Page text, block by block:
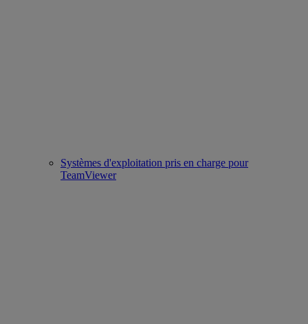
Systèmes d'exploitation pris en charge pour
TeamViewer